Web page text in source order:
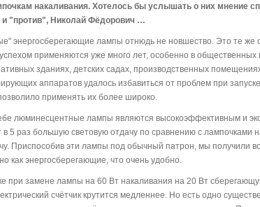
накаливания. Хотелось бы услышать о них мнение
"против", Николай Фёдорович …
энергосберегающие лампы отнюдь не новшество. Это те
применяются уже много лет, особенно в общественных
зданиях, детских садах, производственных
аппаратов удалось избавиться от проблем при
применять их более широко.
люминесцентные лампы являются высокоэффективным и
5 раз большую световую отдачу по сравнению с лампочками
Приспособив эти лампы под обычный патрон, мы получили
как энергосберегающие, что очень удобно.
при замене лампы на 60 Вт накаливания на 20 Вт
счётчик крутится медленнее. Но есть одно